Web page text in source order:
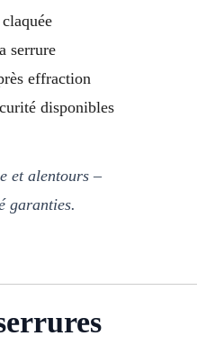
serrure
effraction
disponibles
et alentours –
garanties.